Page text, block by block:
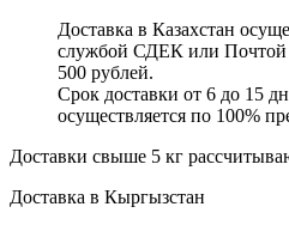
Доставка в Казахстан
службой СДЕК или Почтой
500 рублей.
Срок доставки от 6 до 15
осуществляется по 100%
Доставки свыше 5 кг
Доставка в Кыргызстан